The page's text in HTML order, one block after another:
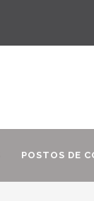
POSTOS DE